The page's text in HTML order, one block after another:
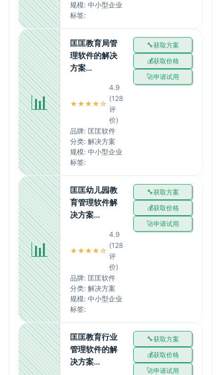
规模: 中小型企业
标签:
📊
匡匡教育局管
理软件的解决
方案…
★★★★☆
4.9
(128
评
价)
品牌: 匡匡软件
分类: 解决方案
规模: 中小型企业
标签:
获取方案
获取价格
申请试用
📊
匡匡幼儿园教
育管理软件解
决方案…
★★★★☆
4.9
(128
评
价)
品牌: 匡匡软件
分类: 解决方案
规模: 中小型企业
标签:
获取方案
获取价格
申请试用
匡匡教育行业
管理软件的解
决方案…
获取方案
获取价格
申请试用